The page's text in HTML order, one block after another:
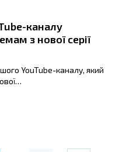
каналу
з нової серії
YouTube-каналу, який